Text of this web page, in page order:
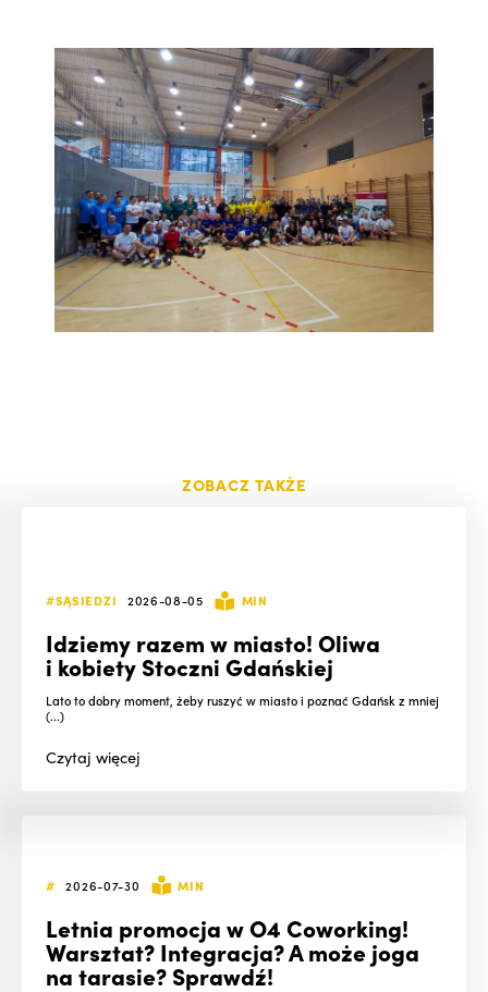
ZOBACZ TAKŻE
#SĄSIEDZI 2026-08-05 MIN
Idziemy razem w miasto! Oliwa
i kobiety Stoczni Gdańskiej
Lato to dobry moment, żeby ruszyć w miasto i poznać Gdańsk z mniej
(...)
Czytajwięcej
# 2026-07-30 MIN
Letnia promocja w O4 Coworking!
Warsztat? Integracja? A może joga
na tarasie? Sprawdź!